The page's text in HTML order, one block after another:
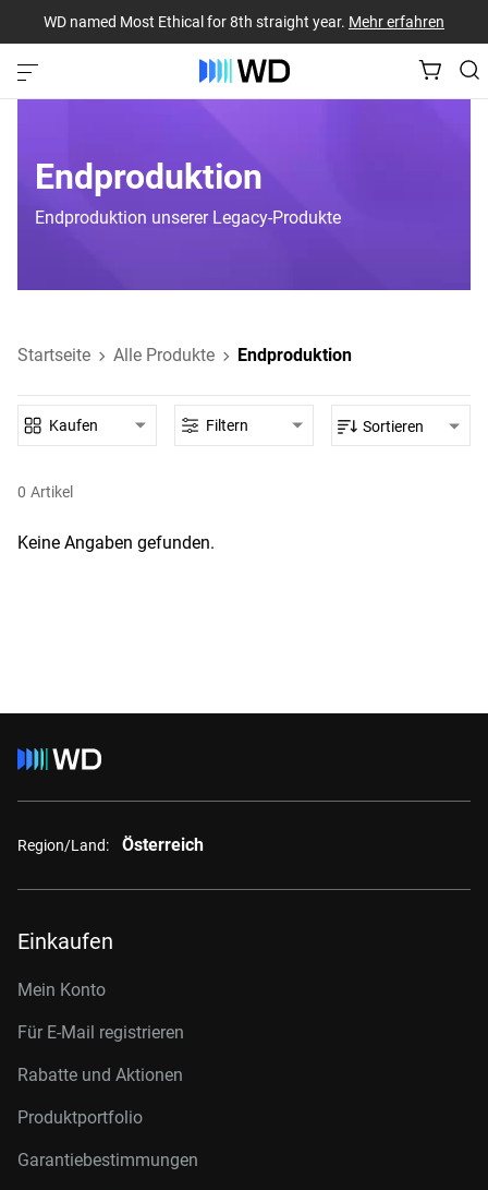
WD named Most Ethical for 8th straight year. Mehr erfahren
Endproduktion
Endproduktion unserer Legacy-Produkte
Startseite Alle Produkte Endproduktion
0 Artikel
Kaufen Filtern Sortieren
Keine Angaben gefunden.
Region/Land: Österreich
Einkaufen
Mein Konto
Für E-Mail registrieren
Rabatte und Aktionen
Produktportfolio
Garantiebestimmungen